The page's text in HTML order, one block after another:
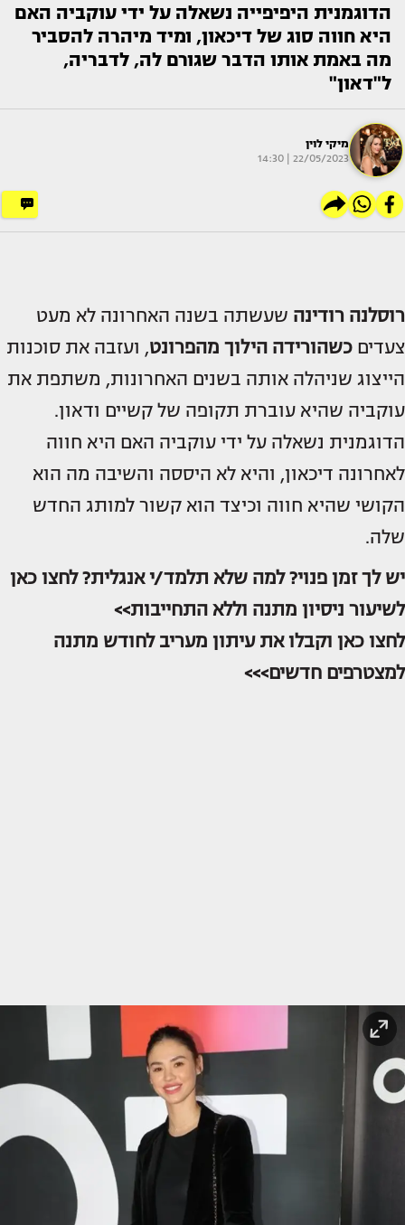
הדוגמנית היפיפייה נשאלה על ידי עוקביה האם
היא חווה סוג של דיכאון, ומיד מיהרה להסביר
מה באמת אותו הדבר שגורם לה, לדבריה,
ל"דאון"
מיקי לוין
22/05/2023 | 14:30
רוסלנה רודינה שעשתה בשנה האחרונה לא מעט
צעדים כשהורידה הילוך מהפרונט, ועזבה את סוכנות
הייצוג שניהלה אותה בשנים האחרונות, משתפת את
עוקביה שהיא עוברת תקופה של קשיים ודאון.
הדוגמנית נשאלה על ידי עוקביה האם היא חווה
לאחרונה דיכאון, והיא לא היססה והשיבה מה הוא
הקושי שהיא חווה וכיצד הוא קשור למותג החדש
שלה.
יש לך זמן פנוי? למה שלא תלמד/י אנגלית? לחצו כאן
לשיעור ניסיון מתנה וללא התחייבות>>
לחצו כאן וקבלו את עיתון מעריב לחודש מתנה
למצטרפים חדשים>>>